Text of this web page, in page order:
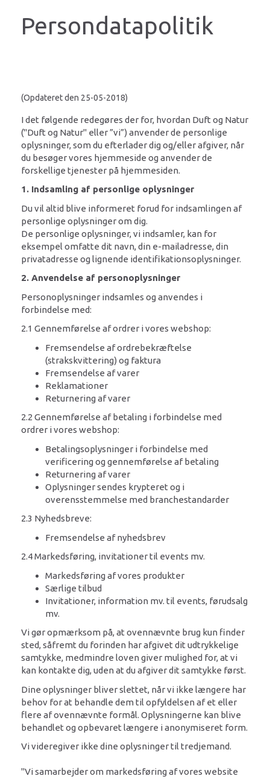
Persondatapolitik
(Opdateret den 25-05-2018)
I det følgende redegøres der for, hvordan Duft og Natur
("Duft og Natur" eller ”vi”) anvender de personlige
oplysninger, som du efterlader dig og/eller afgiver, når
du besøger vores hjemmeside og anvender de
forskellige tjenester på hjemmesiden.
1. Indsamling af personlige oplysninger
Du vil altid blive informeret forud for indsamlingen af
personlige oplysninger om dig.
De personlige oplysninger, vi indsamler, kan for
eksempel omfatte dit navn, din e-mailadresse, din
privatadresse og lignende identifikationsoplysninger.
2. Anvendelse af personoplysninger
Personoplysninger indsamles og anvendes i
forbindelse med:
2.1 Gennemførelse af ordrer i vores webshop:
Fremsendelse af ordrebekræftelse
(strakskvittering) og faktura
Fremsendelse af varer
Reklamationer
Returnering af varer
2.2 Gennemførelse af betaling i forbindelse med
ordrer i vores webshop:
Betalingsoplysninger i forbindelse med
verificering og gennemførelse af betaling
Returnering af varer
Oplysninger sendes krypteret og i
overensstemmelse med branchestandarder
2.3 Nyhedsbreve:
Fremsendelse af nyhedsbrev
2.4 Markedsføring, invitationer til events mv.
Markedsføring af vores produkter
Særlige tilbud
Invitationer, information mv. til events, førudsalg
mv.
Vi gør opmærksom på, at ovennævnte brug kun finder
sted, såfremt du forinden har afgivet dit udtrykkelige
samtykke, medmindre loven giver mulighed for, at vi
kan kontakte dig, uden at du afgiver dit samtykke først.
Dine oplysninger bliver slettet, når vi ikke længere har
behov for at behandle dem til opfyldelsen af et eller
flere af ovennævnte formål. Oplysningerne kan blive
behandlet og opbevaret længere i anonymiseret form.
Vi videregiver ikke dine oplysninger til tredjemand.
"Vi samarbejder om markedsføring af vores website